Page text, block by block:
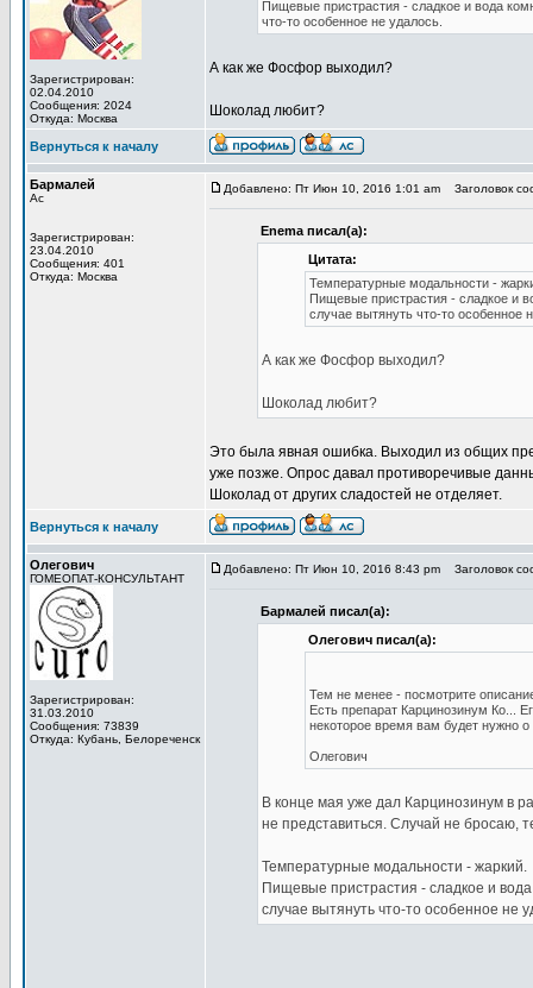
Зарегистрирован:
02.04.2010
Сообщения: 2024
Откуда: Москва
Пищевые пристрастия - сладкое и вода
что-то особенное не удалось.
А как же Фосфор выходил?
Шоколад любит?
Вернуться к началу
Бармалей
Ас
Зарегистрирован:
23.04.2010
Сообщения: 401
Откуда: Москва
Добавлено: Пт Июн 10, 2016 1:01 am Заголовок
Enema писал(а):
Цитата:
Температурные модальности -
Пищевые пристрастия - сладкое и
случае вытянуть что-то особенное
А как же Фосфор выходил?
Шоколад любит?
Это была явная ошибка. Выходил из общих
уже позже. Опрос давал противоречивые
Шоколад от других сладостей не отделяет.
Вернуться к началу
Олегович
ГОМЕОПАТ-КОНСУЛЬТАНТ
Зарегистрирован:
31.03.2010
Сообщения: 73839
Откуда: Кубань, Белореченск
Добавлено: Пт Июн 10, 2016 8:43 pm Заголовок
Бармалей писал(а):
Олегович писал(а):
Тем не менее - посмотрите
Есть препарат Карцинозинум Ко...
некоторое время вам будет нужно
Олегович
В конце мая уже дал Карцинозинум в
не представиться. Случай не бросаю,
Температурные модальности - жаркий.
Пищевые пристрастия - сладкое и
случае вытянуть что-то особенное не